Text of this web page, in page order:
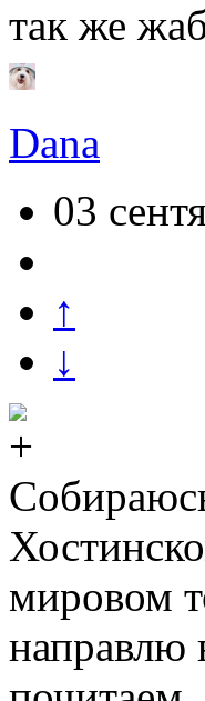
так же
Dana
03
↑
↓
мировом
направлю